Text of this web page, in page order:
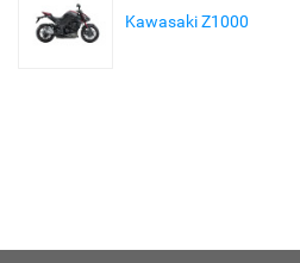
Kawasaki Z1000